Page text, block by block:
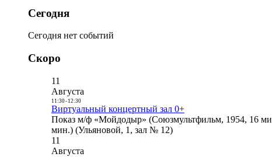
Сегодня
Сегодня нет событий
Скоро
11
Августа
11:30- 12:30
Виртуальный концертный зал 0+
Показ м/ф «Мойдодыр» (Союзмультфильм, 1954, 16
мин.) (Ульяновой, 1, зал № 12)
11
Августа